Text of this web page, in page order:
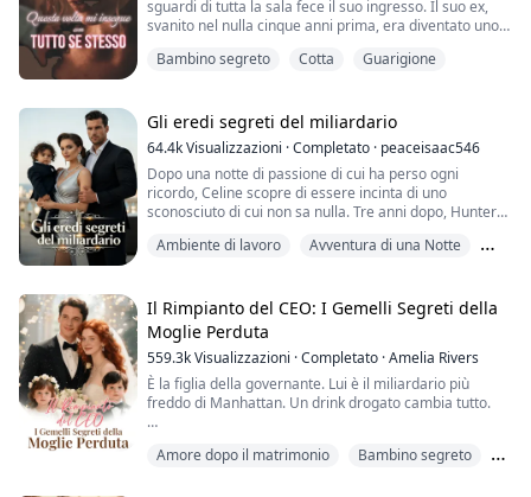
sguardi di tutta la sala fece il suo ingresso. Il suo ex,
svanito nel nulla cinque anni prima, era diventato uno
mai lasciato trapelare nulla sulla sua vera identità, per
avesse taciuto ...
Bambino segreto Cotta Guarigione
Gli eredi segreti del miliardario
64.4kVisualizzazioni ·Completato · peaceisaac546
Dopo una notte di passione di cui ha perso ogni
ricordo, Celine scopre di essere incinta di uno
sconosciuto di cui non sa nulla. Tre anni dopo, Hunter
trova esasperanti la gentilezza e l'ingenuità di Celine,
eppure non riesce a ignorare l'attrazione che lo spinge
verso di l...
Ambiente di lavoro
Avventura di una Notte
Il Rimpianto del CEO: I Gemelli Segreti della
Moglie Perduta
559.3kVisualizzazioni ·Completato ·Amelia Rivers
È la figlia della governante. Lui è il miliardario più
freddo di Manhattan. Un drink drogato cambia tutto.
accusata di averlo sedotto. La sua punizione? Un
Amore dopo il matrimonio
Bambino segreto